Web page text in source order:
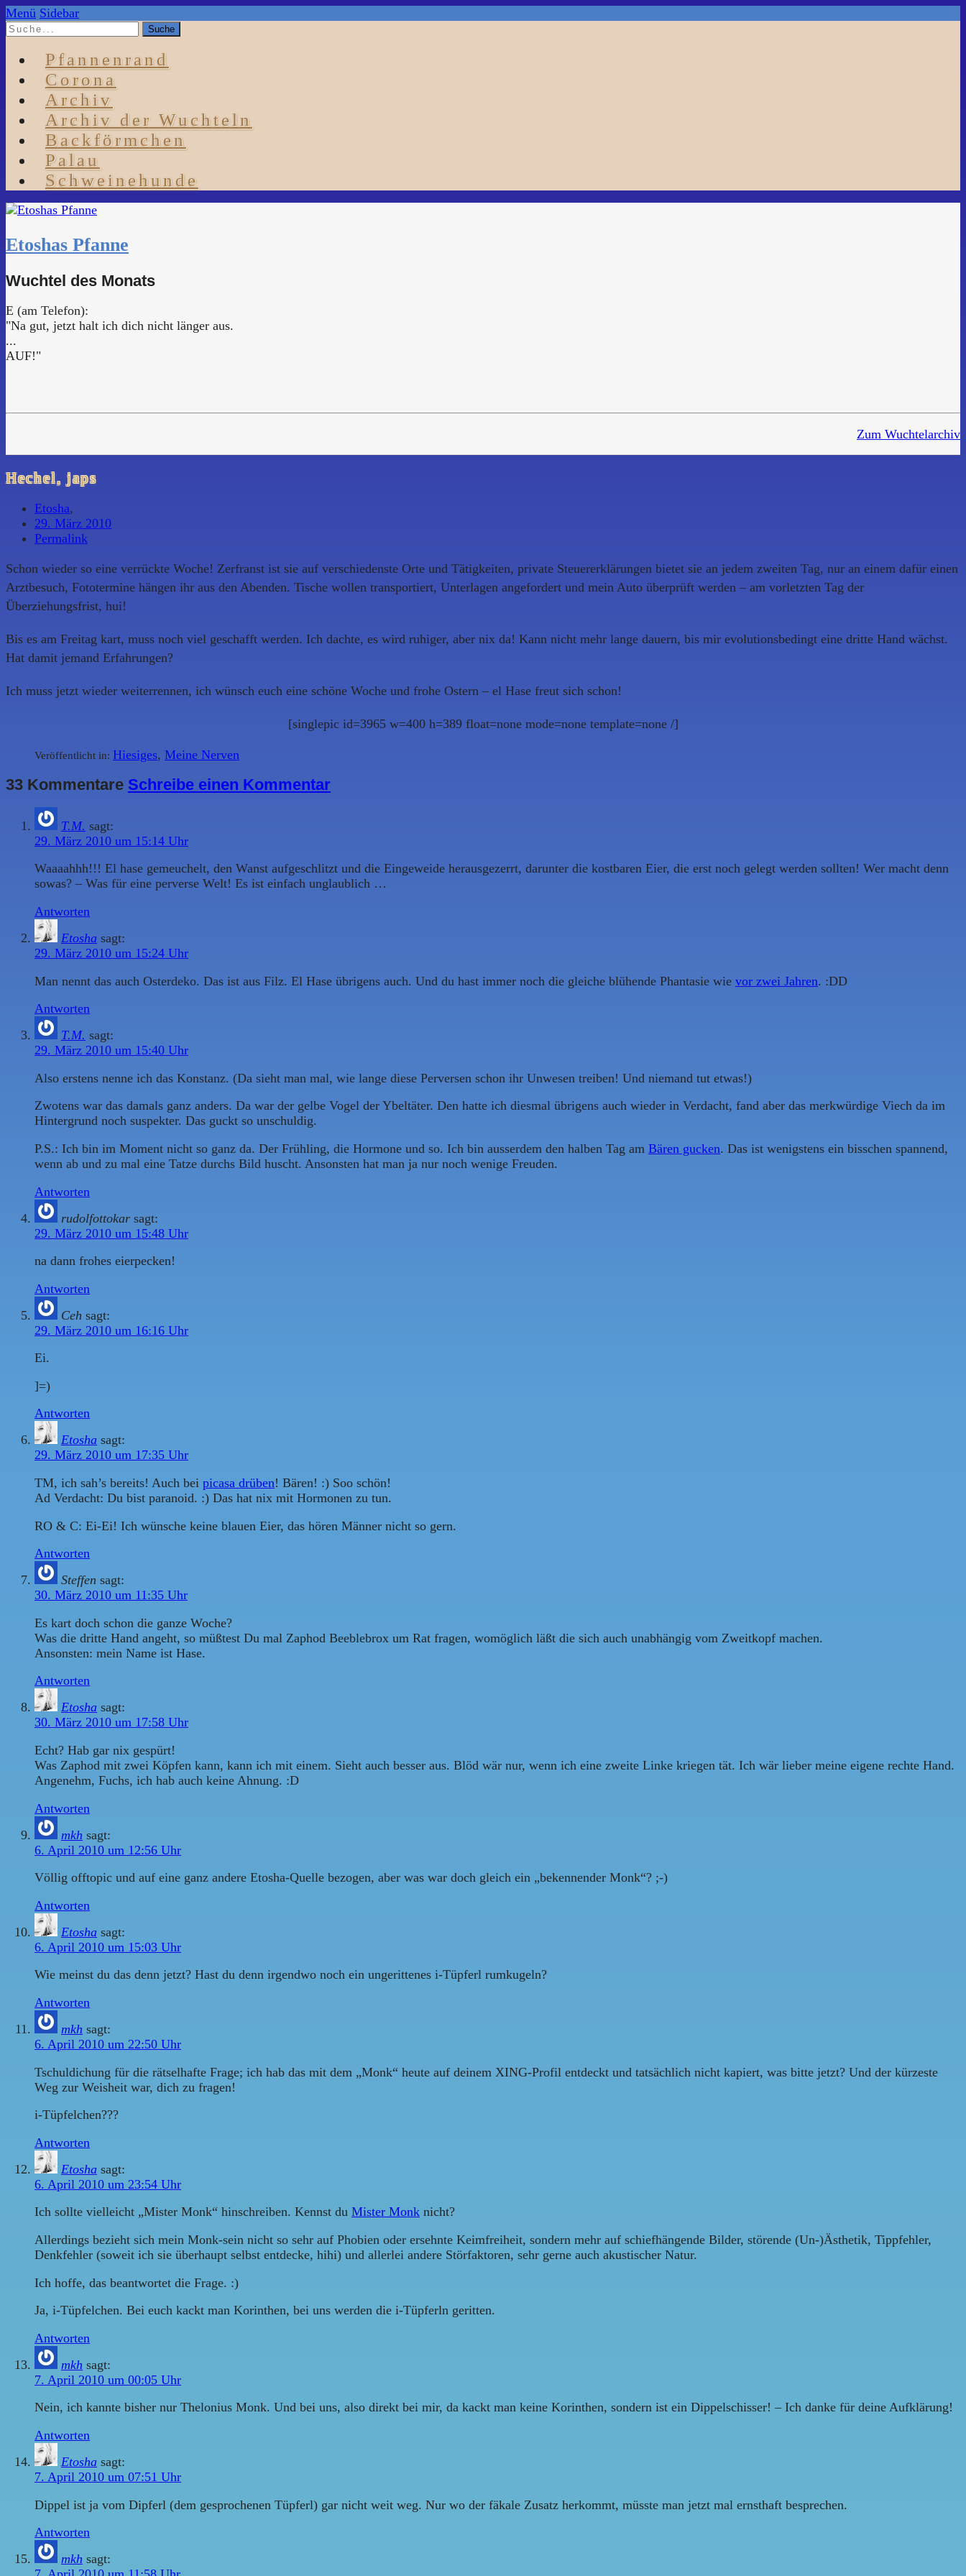
Menü Sidebar
Pfannenrand
Corona
Archiv
Archiv der Wuchteln
Backförmchen
Palau
Schweinehunde
Etoshas Pfanne
Wuchtel des Monats
E (am Telefon):
"Na gut, jetzt halt ich dich nicht länger aus.
...
AUF!"
Zum Wuchtelarchiv
Hechel, japs
Etosha,
29. März 2010
Permalink
Schon wieder so eine verrückte Woche! Zerfranst ist sie auf verschiedenste Orte und Tätigkeiten, private Steuererklärungen bietet sie an jedem zweiten Tag, nur an einem dafür einen
Arztbesuch, Fototermine hängen ihr aus den Abenden. Tische wollen transportiert, Unterlagen angefordert und mein Auto überprüft werden – am vorletzten Tag der
Überziehungsfrist, hui!
Bis es am Freitag kart, muss noch viel geschafft werden. Ich dachte, es wird ruhiger, aber nix da! Kann nicht mehr lange dauern, bis mir evolutionsbedingt eine dritte Hand wächst.
Hat damit jemand Erfahrungen?
Ich muss jetzt wieder weiterrennen, ich wünsch euch eine schöne Woche und frohe Ostern – el Hase freut sich schon!
[singlepic id=3965 w=400 h=389 float=none mode=none template=none /]
Veröffentlicht in: Hiesiges, Meine Nerven
33 Kommentare Schreibe einen Kommentar
T.M. sagt:
29. März 2010 um 15:14 Uhr
Waaaahhh!!! El hase gemeuchelt, den Wanst aufgeschlitzt und die Eingeweide herausgezerrt, darunter die kostbaren Eier, die erst noch gelegt werden sollten! Wer macht denn
sowas? – Was für eine perverse Welt! Es ist einfach unglaublich …
Antworten
Etosha sagt:
29. März 2010 um 15:24 Uhr
Man nennt das auch Osterdeko. Das ist aus Filz. El Hase übrigens auch. Und du hast immer noch die gleiche blühende Phantasie wie vor zwei Jahren. :DD
Antworten
T.M. sagt:
29. März 2010 um 15:40 Uhr
Also erstens nenne ich das Konstanz. (Da sieht man mal, wie lange diese Perversen schon ihr Unwesen treiben! Und niemand tut etwas!)
Zwotens war das damals ganz anders. Da war der gelbe Vogel der Ybeltäter. Den hatte ich diesmal übrigens auch wieder in Verdacht, fand aber das merkwürdige Viech da im
Hintergrund noch suspekter. Das guckt so unschuldig.
P.S.: Ich bin im Moment nicht so ganz da. Der Frühling, die Hormone und so. Ich bin ausserdem den halben Tag am Bären gucken. Das ist wenigstens ein bisschen spannend,
wenn ab und zu mal eine Tatze durchs Bild huscht. Ansonsten hat man ja nur noch wenige Freuden.
Antworten
rudolfottokar sagt:
29. März 2010 um 15:48 Uhr
na dann frohes eierpecken!
Antworten
Ceh sagt:
29. März 2010 um 16:16 Uhr
Ei.
]=)
Antworten
Etosha sagt:
29. März 2010 um 17:35 Uhr
TM, ich sah’s bereits! Auch bei picasa drüben! Bären! :) Soo schön!
Ad Verdacht: Du bist paranoid. :) Das hat nix mit Hormonen zu tun.
RO & C: Ei-Ei! Ich wünsche keine blauen Eier, das hören Männer nicht so gern.
Antworten
Steffen sagt:
30. März 2010 um 11:35 Uhr
Es kart doch schon die ganze Woche?
Was die dritte Hand angeht, so müßtest Du mal Zaphod Beeblebrox um Rat fragen, womöglich läßt die sich auch unabhängig vom Zweitkopf machen.
Ansonsten: mein Name ist Hase.
Antworten
Etosha sagt:
30. März 2010 um 17:58 Uhr
Echt? Hab gar nix gespürt!
Was Zaphod mit zwei Köpfen kann, kann ich mit einem. Sieht auch besser aus. Blöd wär nur, wenn ich eine zweite Linke kriegen tät. Ich wär lieber meine eigene rechte Hand.
Angenehm, Fuchs, ich hab auch keine Ahnung. :D
Antworten
mkh sagt:
6. April 2010 um 12:56 Uhr
Völlig offtopic und auf eine ganz andere Etosha-Quelle bezogen, aber was war doch gleich ein „bekennender Monk“? ;-)
Antworten
Etosha sagt:
6. April 2010 um 15:03 Uhr
Wie meinst du das denn jetzt? Hast du denn irgendwo noch ein ungerittenes i-Tüpferl rumkugeln?
Antworten
mkh sagt:
6. April 2010 um 22:50 Uhr
Tschuldichung für die rätselhafte Frage; ich hab das mit dem „Monk“ heute auf deinem XING-Profil entdeckt und tatsächlich nicht kapiert, was bitte jetzt? Und der kürzeste
Weg zur Weisheit war, dich zu fragen!
i-Tüpfelchen???
Antworten
Etosha sagt:
6. April 2010 um 23:54 Uhr
Ich sollte vielleicht „Mister Monk“ hinschreiben. Kennst du Mister Monk nicht?
Allerdings bezieht sich mein Monk-sein nicht so sehr auf Phobien oder ersehnte Keimfreiheit, sondern mehr auf schiefhängende Bilder, störende (Un-)Ästhetik, Tippfehler,
Denkfehler (soweit ich sie überhaupt selbst entdecke, hihi) und allerlei andere Störfaktoren, sehr gerne auch akustischer Natur.
Ich hoffe, das beantwortet die Frage. :)
Ja, i-Tüpfelchen. Bei euch kackt man Korinthen, bei uns werden die i-Tüpferln geritten.
Antworten
mkh sagt:
7. April 2010 um 00:05 Uhr
Nein, ich kannte bisher nur Thelonius Monk. Und bei uns, also direkt bei mir, da kackt man keine Korinthen, sondern ist ein Dippelschisser! – Ich danke für deine Aufklärung!
Antworten
Etosha sagt:
7. April 2010 um 07:51 Uhr
Dippel ist ja vom Dipferl (dem gesprochenen Tüpferl) gar nicht weit weg. Nur wo der fäkale Zusatz herkommt, müsste man jetzt mal ernsthaft besprechen.
Antworten
mkh sagt: